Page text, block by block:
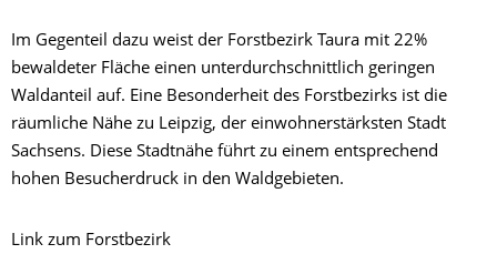
Im Gegenteil dazu weist der Forstbezirk Taura mit 22%
bewaldeter Fläche einen unterdurchschnittlich geringen
Waldanteil auf. Eine Besonderheit des Forstbezirks ist die
räumliche Nähe zu Leipzig, der einwohnerstärksten Stadt
Sachsens. Diese Stadtnähe führt zu einem entsprechend
hohen Besucherdruck in den Waldgebieten.
Link zum Forstbezirk